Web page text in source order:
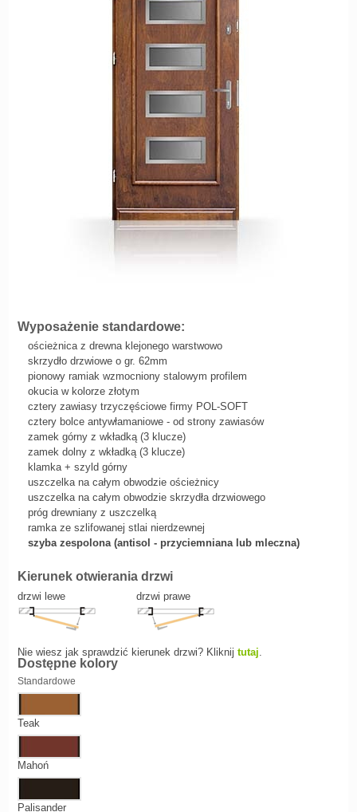
Wyposażenie standardowe:
ościeżnica z drewna klejonego warstwowo
skrzydło drzwiowe o gr. 62mm
pionowy ramiak wzmocniony stalowym profilem
okucia w kolorze złotym
cztery zawiasy trzyczęściowe firmy POL-SOFT
cztery bolce antywłamaniowe - od strony zawiasów
zamek górny z wkładką (3 klucze)
zamek dolny z wkładką (3 klucze)
klamka + szyld górny
uszczelka na całym obwodzie ościeżnicy
uszczelka na całym obwodzie skrzydła drzwiowego
próg drewniany z uszczelką
ramka ze szlifowanej stlai nierdzewnej
szyba zespolona (antisol - przyciemniana lub mleczna)
Kierunek otwierania drzwi
drzwi lewe drzwi prawe
Nie wiesz jak sprawdzić kierunek drzwi? Kliknij tutaj.
Dostępne kolory
Standardowe
Teak
Mahoń
Palisander